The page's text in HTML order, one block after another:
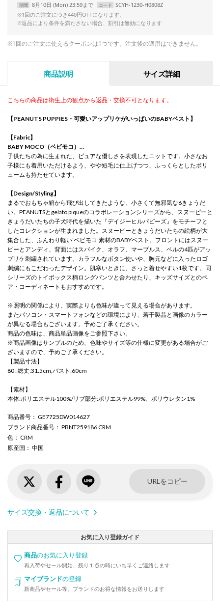
期間 8月10日 (Mon) 23:59まで コード
SCYH-1230-H0808Z
※1回のご注文につき440円OFFになります。
※返品により条件を満たさない場合、割引は無効になります
※1回のご注文に使えるクーポンは1つです。注文後の適用はできません。
商品説明 サイズ詳細
こちらの商品は衛生上の観点から返品・交換不可となります。
【PEANUTS PUPPIES・可愛いアップリケがいっぱいのBABYベスト】
【Fabric】
BABY MOCO（ベビモコ）…
子供たちの為に生まれた、ピュアな優しさを表現したニットです。小さなお
子様にも着用いただけるよう、やや短毛に仕上げつつ、ふっくらとしたボリ
ュームも持たせています。
【Design/Styling】
まるでおもちゃ箱から飛び出してきたような、小さくて無邪気な6きょうだ
い。PEANUTSとgelato piqueのコラボレーションシリーズから、スヌーピーと
きょうだいたちの子犬時代を描いた『デイジーヒルパピーズ』をモチーフと
したコレクションが生まれました。スヌーピーときょうだいたちの絵柄が大
集合した、ふんわり軽い’ベビモコ’素材のBABYベスト。フロントにはスヌー
ピーとアンディ、背面にはスパイク、オラフ、マーブルス、ベルの4匹がアッ
プリケ刺繍されています。カラフルなボタン使いや、胸元などに入ったロゴ
刺繍にもこだわったデザイン。肌寒いときに、さっと着せやすい1枚です。同
シリーズのトイボックス柄ロングパンツと合わせたり、キッズサイズとのペ
ア・コーディネートもおすすめです。
※照明の関係により、実際よりも色味が違って見える場合があります。
またパソコン・スマートフォンなどの環境により、若干製品と画像のカラー
が異なる場合もございます。予めご了承ください。
商品の色味は、商品単品画像をご参照下さい。
※商品画像はサンプルのため、色味やサイズ等の仕様に変更がある場合がご
ざいますので、予めご了承ください。
【製品寸法】
80 : 総丈:31.5cm,バスト:60cm
【素材】
本体:ポリエステル100%/リブ部分:ポリエステル99%、ポリウレタン1%
商品番号 ： GE7725DW014627
ブランド商品番号 ： PBNT259186 CRM
色 ： CRM
原産国 ： 中国
URLをコピー
サイズ交換・返品について
お気に入り登録ガイド
商品のお気に入り登録
再入荷やセール開始、残り１点の時にいち早くご連絡します
マイブランドの登録
新商品やセール等、ブランドのお得な情報をお送りします